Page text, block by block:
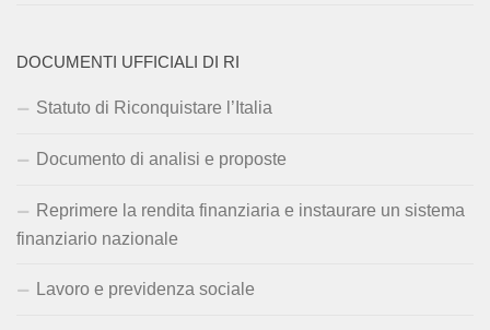
DOCUMENTI UFFICIALI DI RI
Statuto di Riconquistare l’Italia
Documento di analisi e proposte
Reprimere la rendita finanziaria e instaurare un sistema
finanziario nazionale
Lavoro e previdenza sociale